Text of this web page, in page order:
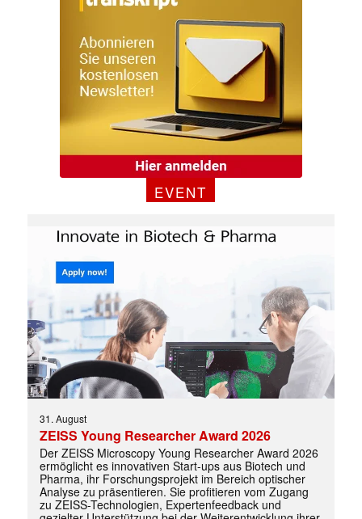
EVENT
31. August
ZEISS Young Researcher Award 2026
Der ZEISS Microscopy Young Researcher Award 2026
ermöglicht es innovativen Start-ups aus Biotech und
Pharma, ihr Forschungsprojekt im Bereich optischer
Analyse zu präsentieren. Sie profitieren vom Zugang
zu ZEISS-Technologien, Expertenfeedback und